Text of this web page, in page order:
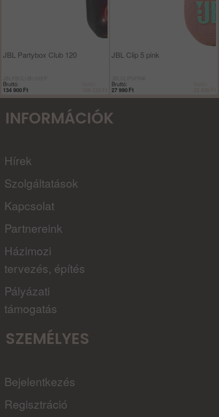
JBL Partybox Club 120
Bruttó:
134 900 Ft
JBL Clip 5 pink
Bruttó:
27 990 Ft
INFORMÁCIÓK
Hírek
Szolgáltatások
Kapcsolat
Partnereink
Házimozi
tervezés, építés
Pályázati
támogatás
SZEMÉLYES
Bejelentkezés
Regisztráció